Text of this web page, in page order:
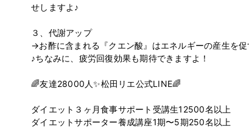
せしますよ♪
３、代謝アップ
→お酢に含まれる『クエン酸』はエネルギーの産生を
♪ちなみに、疲労回復効果も期待できますよ！
🌈友達28000人✨松田リエ公式LINE🌈
ダイエット３ヶ月食事サポート受講生12500名以上
ダイエットサポーター養成講座1期〜5期250名以上